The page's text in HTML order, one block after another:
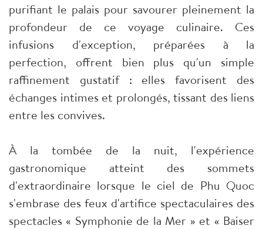
purifiant le palais pour savourer pleinement la
profondeur de ce voyage culinaire. Ces
infusions d'exception, préparées à la
perfection, offrent bien plus qu'un simple
raffinement gustatif : elles favorisent des
échanges intimes et prolongés, tissant des liens
entre les convives.
À la tombée de la nuit, l'expérience
gastronomique atteint des sommets
d'extraordinaire lorsque le ciel de Phu Quoc
s'embrase des feux d'artifice spectaculaires des
spectacles « Symphonie de la Mer » et « Baiser